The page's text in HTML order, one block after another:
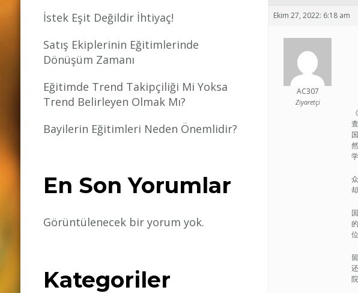
Ekim 27, 2022: 6:18 am
AC307
Ziyaretçi
İstek Eşit Değildir İhtiyaç!
Satış Ekiplerinin Eğitimlerinde
Dönüşüm Zamanı
Eğitimde Trend Takipçiliği Mi Yoksa
Trend Belirleyen Olmak Mı?
Bayilerin Eğitimleri Neden Önemlidir?
En Son Yorumlar
Görüntülenecek bir yorum yok.
Kategoriler